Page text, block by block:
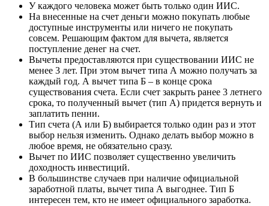
У каждого человека может быть только один ИИС.
На внесенные на счет деньги можно покупать любые
доступные инструменты или ничего не покупать
совсем. Решающим фактом для вычета, является
поступление денег на счет.
Вычеты предоставляются при существовании ИИС не
менее 3 лет. При этом вычет типа А можно получать за
каждый год. А вычет типа Б – в конце срока
существования счета. Если счет закрыть ранее 3 летнего
срока, то полученный вычет (тип А) придется вернуть и
заплатить пенни.
Тип счета (А или Б) выбирается только один раз и этот
выбор нельзя изменить. Однако делать выбор можно в
любое время, не обязательно сразу.
Вычет по ИИС позволяет существенно увеличить
доходность инвестиций.
В большинстве случаев при наличие официальной
заработной платы, вычет типа А выгоднее. Тип Б
интересен тем, кто не имеет официального заработка.